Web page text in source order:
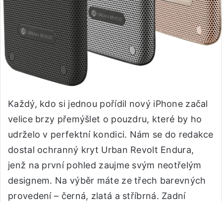
Každý, kdo si jednou pořídil nový iPhone začal
velice brzy přemýšlet o pouzdru, které by ho
udrželo v perfektní kondici. Nám se do redakce
dostal ochranný kryt Urban Revolt Endura,
jenž na první pohled zaujme svým neotřelým
designem. Na výběr máte ze třech barevných
provedení – černá, zlatá a stříbrná. Zadní